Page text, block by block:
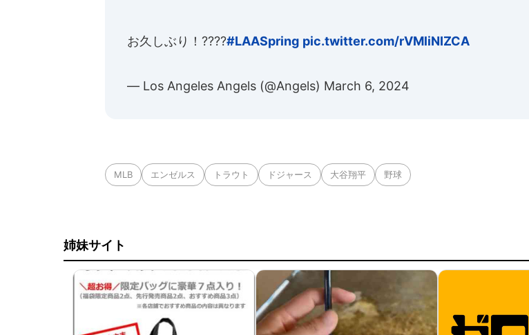
お久しぶり！????#LAASpring pic.twitter.com/rVMliNIZCA
— Los Angeles Angels (@Angels) March 6, 2024
MLB エンゼルス トラウト ドジャース 大谷翔平 野球
姉妹サイト